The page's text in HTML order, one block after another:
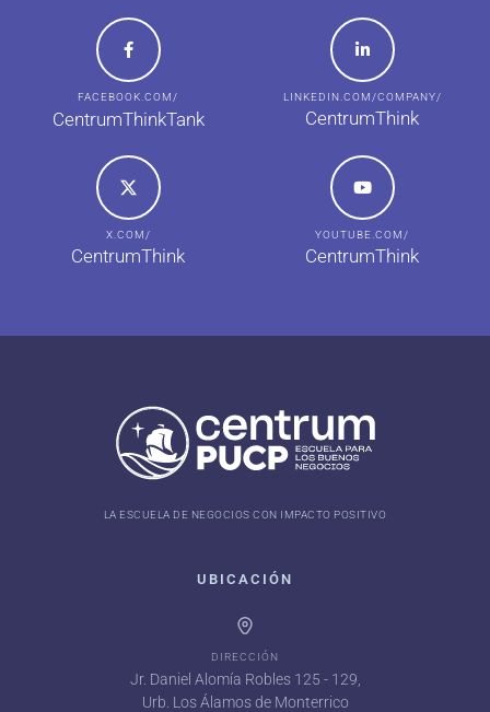
FACEBOOK.COM/
CentrumThinkTank
LINKEDIN.COM/COMPANY/
CentrumThink
X.COM/
CentrumThink
YOUTUBE.COM/
CentrumThink
LA ESCUELA DE NEGOCIOS CON IMPACTO POSITIVO
UBICACIÓN
DIRECCIÓN
Jr. Daniel Alomía Robles 125 - 129,
Urb. Los Álamos de Monterrico